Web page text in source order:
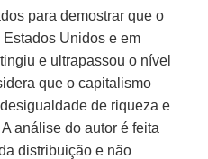
para demostrar que o
Estados Unidos e em
e ultrapassou o nível
que o capitalismo
de riqueza e
análise do autor é feita
distribuição e não